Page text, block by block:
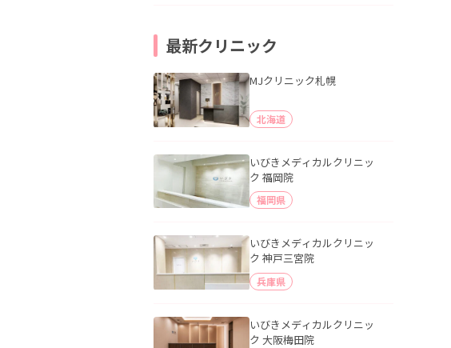
最新クリニック
MJクリニック札幌
北海道
いびきメディカルクリニッ
ク 福岡院
福岡県
いびきメディカルクリニッ
ク 神戸三宮院
兵庫県
いびきメディカルクリニッ
ク 大阪梅田院